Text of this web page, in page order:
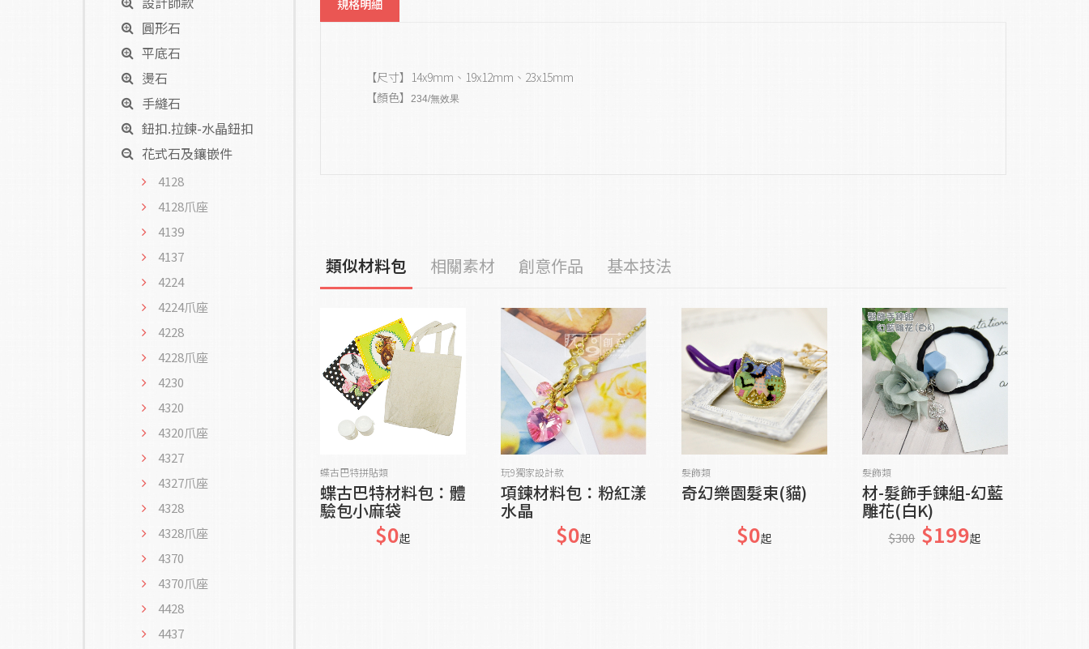
規格明細
【尺寸】14x9mm、19x12mm、23x15mm
【顏色】
234/無效果
類似材料包 相關素材 創意作品 基本技法
貨到通知我
蝶古巴特拼貼類
蝶古巴特材料包：體
驗包小麻袋
$0起
貨到通知我
玩9獨家設計款
項鍊材料包：粉紅漾
水晶
$0起
髮飾類
奇幻樂園髮束(貓)
$0起
髮飾類
材-髮飾手鍊組-幻藍
雕花(白K)
$300 $199起
圓形石
平底石
燙石
手縫石
鈕扣.拉鍊-水晶鈕扣
花式石及鑲嵌件
4128
4128爪座
4139
4137
4224
4224爪座
4228
4228爪座
4230
4320
4320爪座
4327
4327爪座
4328
4328爪座
4370
4370爪座
4428
4437